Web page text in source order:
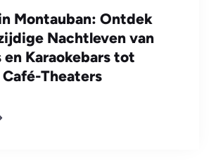
Montauban: Ontdek
Nachtleven van
en Karaokebars tot
Café-Theaters